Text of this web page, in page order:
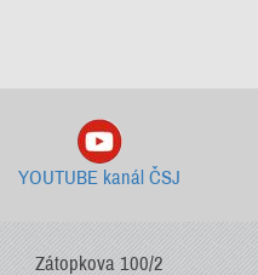
YOUTUBE kanál ČSJ
Zátopkova 100/2